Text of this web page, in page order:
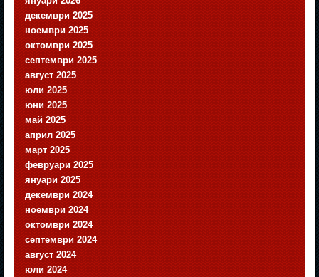
декември 2025
ноември 2025
октомври 2025
септември 2025
август 2025
юли 2025
юни 2025
май 2025
април 2025
март 2025
февруари 2025
януари 2025
декември 2024
ноември 2024
октомври 2024
септември 2024
август 2024
юли 2024